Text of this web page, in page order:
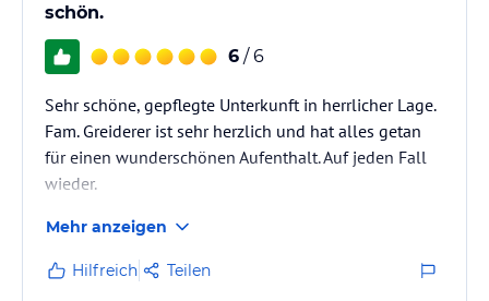
schön.
6 / 6
Sehr schöne, gepflegte Unterkunft in herrlicher Lage.
Fam. Greiderer ist sehr herzlich und hat alles getan
für einen wunderschönen Aufenthalt. Auf jeden Fall
wieder.
Mehr anzeigen
Hilfreich Teilen